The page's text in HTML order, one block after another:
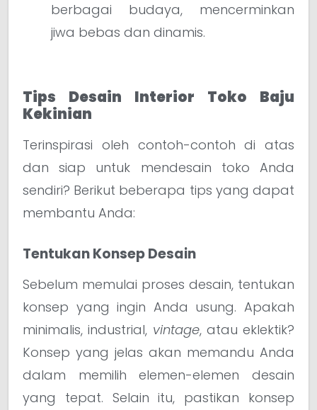
berbagai budaya, mencerminkan
jiwa bebas dan dinamis.
Tips Desain Interior Toko Baju
Kekinian
Terinspirasi oleh contoh-contoh di atas
dan siap untuk mendesain toko Anda
sendiri? Berikut beberapa tips yang dapat
membantu Anda:
Tentukan Konsep Desain
Sebelum memulai proses desain, tentukan
konsep yang ingin Anda usung. Apakah
minimalis, industrial, vintage, atau eklektik?
Konsep yang jelas akan memandu Anda
dalam memilih elemen-elemen desain
yang tepat. Selain itu, pastikan konsep